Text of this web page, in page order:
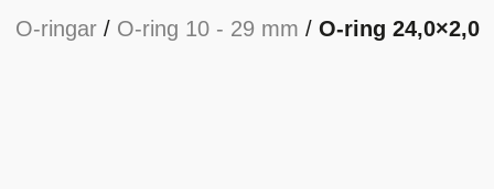
O-ringar/ O-ring 10 - 29 mm / O-ring 24,0×2,0